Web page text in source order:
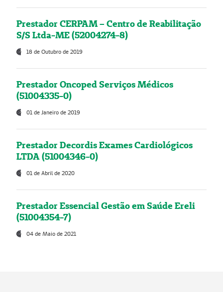
Prestador CERPAM – Centro de Reabilitação
S/S Ltda-ME (52004274-8)
18 de Outubro de 2019
Prestador Oncoped Serviços Médicos
(51004335-0)
01 de Janeiro de 2019
Prestador Decordis Exames Cardiológicos
LTDA (51004346-0)
01 de Abril de 2020
Prestador Essencial Gestão em Saúde Ereli
(51004354-7)
04 de Maio de 2021